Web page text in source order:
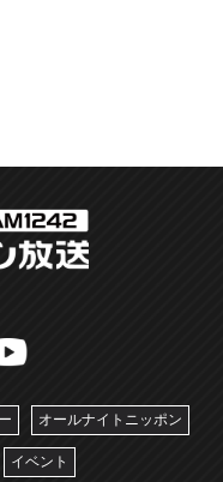
オールナイトニッポン
イベント